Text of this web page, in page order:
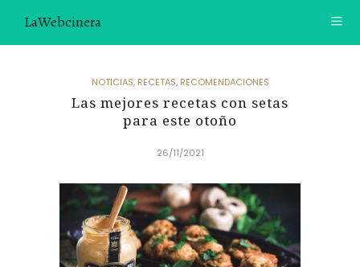
LaWebcinera
VIDEORECETAS
SOBRE MÍ
¿TE GUSTARÍA UNIRTE A NUESTRA AVENTURA GASTRON
ÚNETE A LA NEWSLETTER
NOTICIAS, RECETAS, RECOMENDACIONES
Las mejores recetas con setas
para este otoño
26/11/2021